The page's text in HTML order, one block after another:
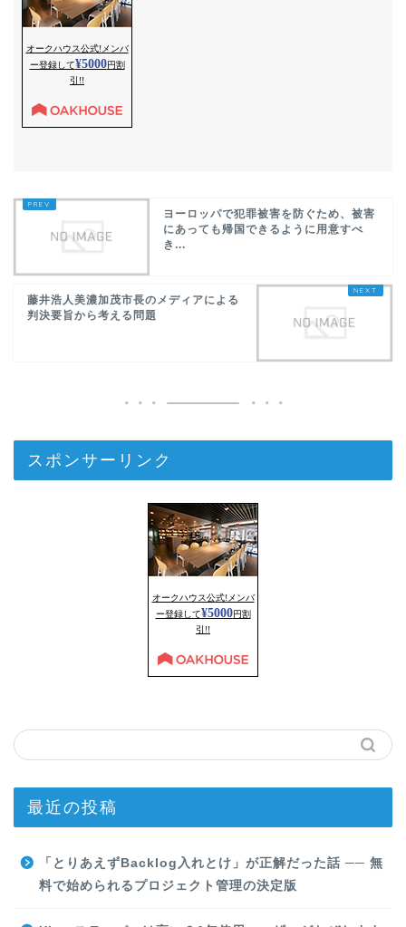
ヨーロッパで犯罪被害を防ぐため、被害
にあっても帰国できるように用意すべ
き...
藤井浩人美濃加茂市長のメディアによる
判決要旨から考える問題
スポンサーリンク
最近の投稿
「とりあえずBacklog入れとけ」が正解だった話 ── 無
料で始められるプロジェクト管理の決定版